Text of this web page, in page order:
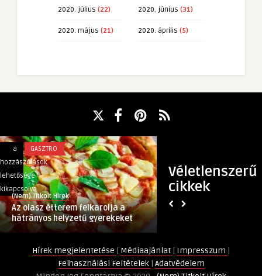
2020. július (22) 2020. június (31)
2020. május (21) 2020. április (5)
Véletlenszerű
cikkek
Az
olasz
étterem
felkarolja
a
hátrányos
helyzetű
bejegyzéshez
a
hozzászólások
lehetősége
kikapcsolva
GASZTRO
(Nem) Titkolt Hírek
Az olasz étterem felkarolja a
hátrányos helyzetű gyerekeket
terasz
és
lehetősége
kikapcsolva
Hírek megjelentetése | Médiaajánlat | Impresszum |
Felhasználási Feltételek | Adatvédelem